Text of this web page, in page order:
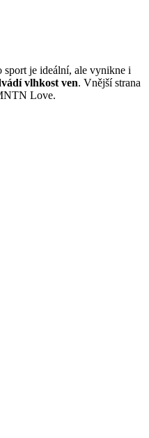
sport je ideální, ale vynikne i
vlhkost ven. Vnější strana
Love.